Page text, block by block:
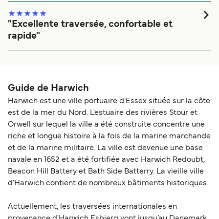
certainement voulu par la société... Pour le reste, très
contente du Ferry.
"Excellente traversée, confortable et
rapide"
Guide de Harwich
Harwich est une ville portuaire d'Essex située sur la côte
est de la mer du Nord. L'estuaire des rivières Stour et
Orwell sur lequel la ville a été construite concentre une
riche et longue histoire à la fois de la marine marchande
et de la marine militaire. La ville est devenue une base
navale en 1652 et a été fortifiée avec Harwich Redoubt,
Beacon Hill Battery et Bath Side Batterry. La vieille ville
d'Harwich contient de nombreux bâtiments historiques.
Actuellement, les traversées internationales en